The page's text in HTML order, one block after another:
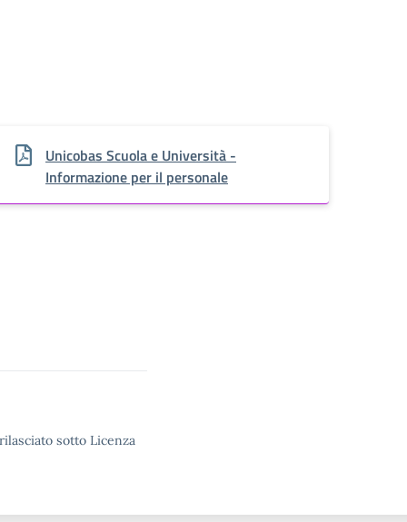
Unicobas Scuola e Università -
Informazione per il personale
sotto Licenza